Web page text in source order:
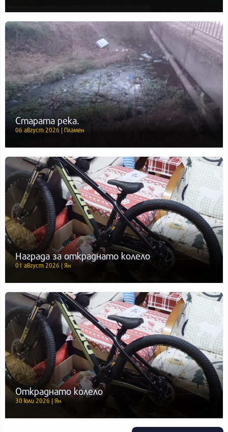
Старата река.
06 август 2026 | Пламен
Награда за откраднато колело
01 август 2026 | Ян
Откраднато колело
30 юли 2026 | Ян